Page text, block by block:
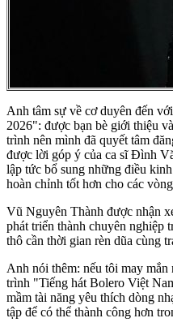
Anh tâm sự về cơ duyên đến
2026": được bạn bè giới thiệu
trình nên mình đã quyết tâm
được lời góp ý của ca sĩ Đình
lập tức bổ sung những điều
hoàn chỉnh tốt hơn cho các
Vũ Nguyên Thành được nhận
phát triển thành chuyên
thô cần thời gian rèn dũa cùng
Anh nói thêm: nếu tôi may
trình "Tiếng hát Bolero Việt
mầm tài năng yêu thích dòng
tập để có thể thành công hơn